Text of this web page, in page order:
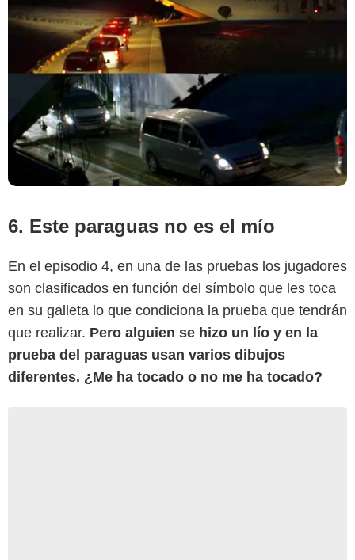
6. Este paraguas no es el mío
En el episodio 4, en una de las pruebas los jugadores
son clasificados en función del símbolo que les toca
en su galleta lo que condiciona la prueba que tendrán
que realizar. Pero alguien se hizo un lío y en la
prueba del paraguas usan varios dibujos
diferentes. ¿Me ha tocado o no me ha tocado?